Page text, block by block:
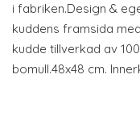
i fabriken.Design &
kuddens framsida
kudde tillverkad av
bomull.48x48 cm.